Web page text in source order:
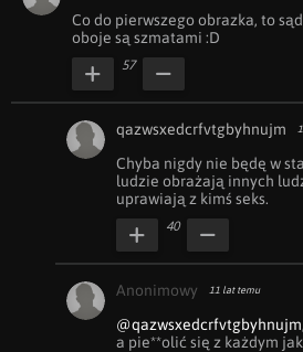
Co do pierwszego obrazka, to
oboje są szmatami :D
57
qazwsxedcrfvtgbyhnujm
Chyba nigdy nie będę w
ludzie obrażają innych
uprawiają z kimś seks.
40
Anonimowy 11 lat temu
@qazwsxedcrfvtgbyhnujm
a pie**olić się z każdym